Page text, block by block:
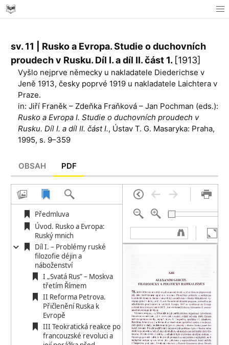
sv. 11 | Rusko a Evropa. Studie o duchovních
proudech v Rusku. Díl I. a díl II. část 1. [1913]
Vyšlo nejprve německy u nakladatele Diederichse v
Jeně 1913, česky poprvé 1919 u nakladatele Laichtera v
Praze.
in: Jiří Franěk – Zdeňka Fraňková – Jan Pochman (eds.):
Rusko a Evropa I. Studie o duchovních proudech v
Rusku. Díl I. a díl II. část I., Ústav T. G. Masaryka: Praha,
1995, s. 9–359
OBSAH PDF